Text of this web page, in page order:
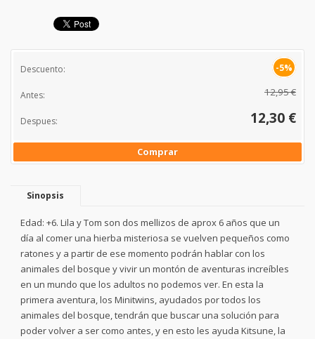
Descuento: -5%
Antes: 12,95 €
Despues: 12,30 €
Comprar
Sinopsis
Edad: +6. Lila y Tom son dos mellizos de aprox 6 años que un
día al comer una hierba misteriosa se vuelven pequeños como
ratones y a partir de ese momento podrán hablar con los
animales del bosque y vivir un montón de aventuras increíbles
en un mundo que los adultos no podemos ver. En esta la
primera aventura, los Minitwins, ayudados por todos los
animales del bosque, tendrán que buscar una solución para
poder volver a ser como antes, y en esto les ayuda Kitsune, la